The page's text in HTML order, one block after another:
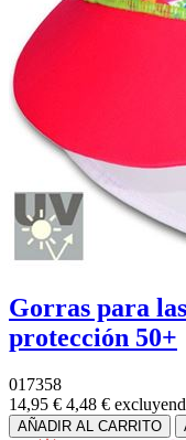
Gorras para
protección 50+
017358
14,95 € 4,48 €